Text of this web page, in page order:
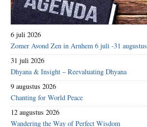
6 juli 2026
Zomer Avond Zen in Arnhem 6 juli -31 augustus
31 juli 2026
Dhyana & Insight – Reevaluating Dhyana
9 augustus 2026
Chanting for World Peace
12 augustus 2026
Wandering the Way of Perfect Wisdom